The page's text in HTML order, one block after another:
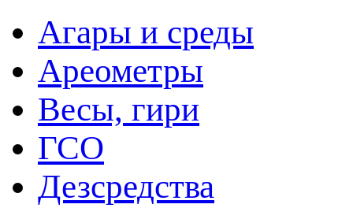
Агары и среды
Ареометры
Весы, гири
ГСО
Дезсредства